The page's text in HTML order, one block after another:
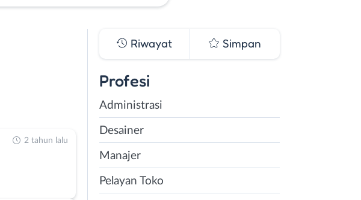
2 tahun lalu
Riwayat Simpan
Profesi
Administrasi
Desainer
Manajer
Pelayan Toko